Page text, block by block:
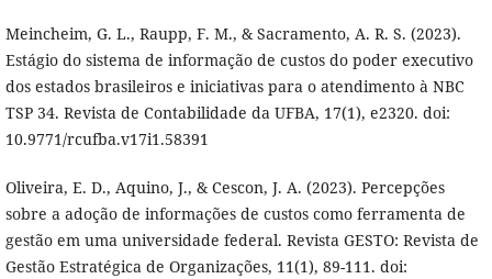
Meincheim, G. L., Raupp, F. M., & Sacramento, A. R. S. (2023).
Estágio do sistema de informação de custos do poder executivo
dos estados brasileiros e iniciativas para o atendimento à NBC
TSP 34. Revista de Contabilidade da UFBA, 17(1), e2320. doi:
10.9771/rcufba.v17i1.58391
Oliveira, E. D., Aquino, J., & Cescon, J. A. (2023). Percepções
sobre a adoção de informações de custos como ferramenta de
gestão em uma universidade federal. Revista GESTO: Revista de
Gestão Estratégica de Organizações, 11(1), 89-111. doi: